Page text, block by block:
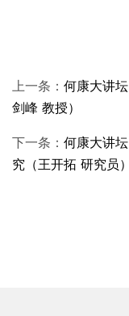
上一条： 何康大讲
剑峰 教授）
下一条： 何康大讲
究（王开拓 研究员）